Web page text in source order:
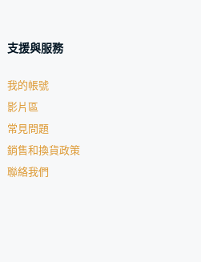
支援與服務
我的帳號
影片區
常見問題
銷售和換貨政策
聯絡我們